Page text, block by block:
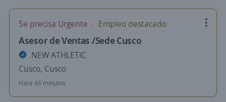
Se precisa Urgente Empleo destacado
Asesor de Ventas /Sede Cusco
NEW ATHLETIC
Cusco, Cusco
Hace 46 minutos